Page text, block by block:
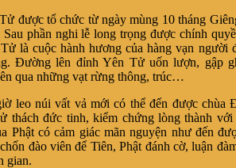
tổ chức từ ngày mùng 10 tháng
phần nghi lễ long trọng được chính
là cuộc hành hương của hàng vạn người
Ðường lên đỉnh Yên Tử uốn lượn, gập
qua những vạt rừng thông, trúc…
leo núi vất vả mới có thể đến được chùa
thách đức tinh, kiểm chứng lòng thành
Phật có cảm giác mãn nguyện như đến
đào viên để Tiên, Phật đánh cờ, luận
gian.